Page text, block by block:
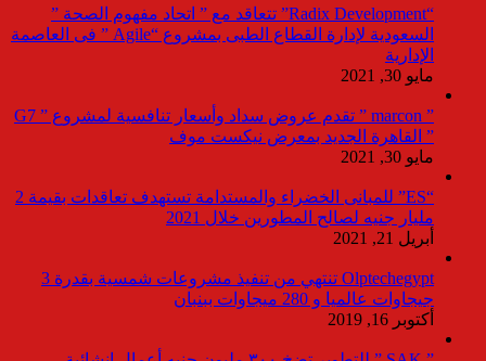
“Radix Development” تتعاقد مع ” اتحاد مفهوم الصحة ”
السعودية لإدارة القطاع الطبى بمشروع “Agile ” فى العاصمة
الإدارية
مايو 30, 2021
” marcon ” تقدم عروض سداد وأسعار تنافسية لمشروع ” G7
” القاهرة الجديد بمعرض نيكست موف
مايو 30, 2021
“ES” للمبانى الخضراء والمستدامة تستهدف تعاقدات بقيمة 2
مليار جنيه لصالح المطورين خلال 2021
أبريل 21, 2021
Olptechegypt تنتهي من تنفيذ مشروعات شمسية بقدرة 3
جيجاوات عالميا و 280 ميجاوات ببنبان
أكتوبر 16, 2019